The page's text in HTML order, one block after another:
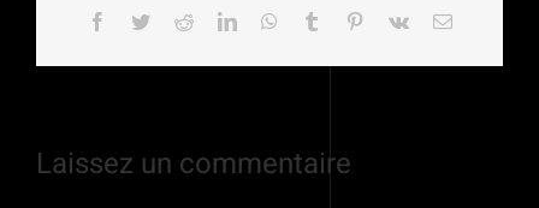
Facebook
TwitterRedditLinkedInWhatsApp
Tumblr Pinterest
Vk Email
Laissez un commentaire